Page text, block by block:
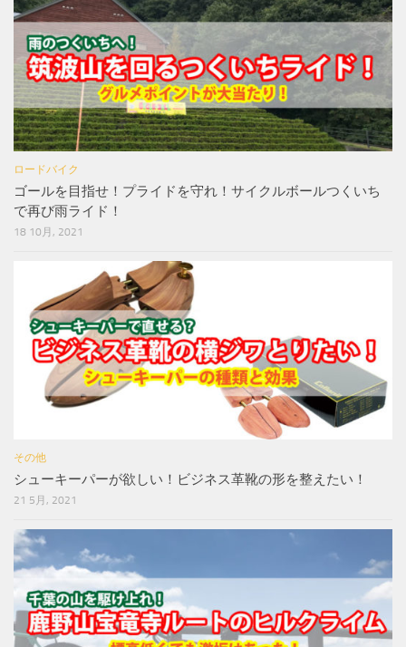
ロードバイク
ゴールを目指せ！プライドを守れ！サイクルボールつくいち
で再び雨ライド！
18 10月, 2021
その他
シューキーパーが欲しい！ビジネス革靴の形を整えたい！
21 5月, 2021